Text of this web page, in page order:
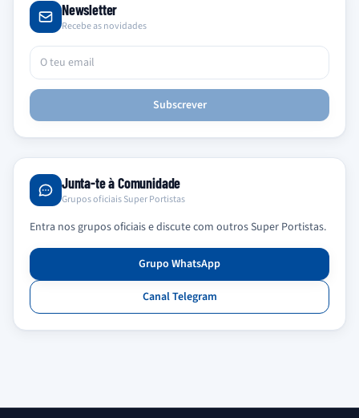
Newsletter
Recebe as novidades
Subscrever
Junta-te à Comunidade
Grupos oficiais Super Portistas
Entra nos grupos oficiais e discute com outros Super Portistas.
Grupo WhatsApp
Canal Telegram